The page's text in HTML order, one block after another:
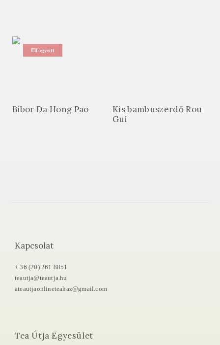
Elfogyott
Bíbor Da Hong Pao
Kis bambuszerdő Rou
Gui
Kapcsolat
+ 36 (20) 261 8851
teautja@teautja.hu
ateautjaonlineteahaz@gmail.com
Tea Útja Egyesület